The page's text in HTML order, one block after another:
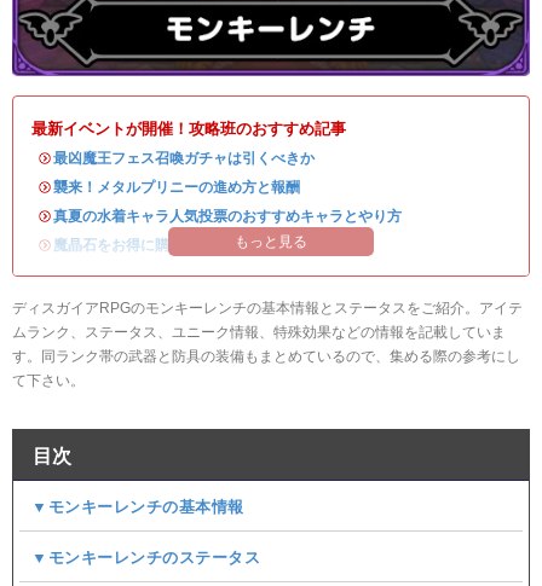
最新イベントが開催！攻略班のおすすめ記事
・最凶魔王フェス召喚ガチャは引くべきか
・襲来！メタルプリニーの進め方と報酬
・真夏の水着キャラ人気投票のおすすめキャラとやり方
・ 魔晶石をお得に購入できる公式ショップが開設！
もっと見る
ディスガイアRPGのモンキーレンチの基本情報とステータスをご紹介。アイテ
ムランク、ステータス、ユニーク情報、特殊効果などの情報を記載していま
す。同ランク帯の武器と防具の装備もまとめているので、集める際の参考にし
て下さい。
目次
▼モンキーレンチの基本情報
▼モンキーレンチのステータス